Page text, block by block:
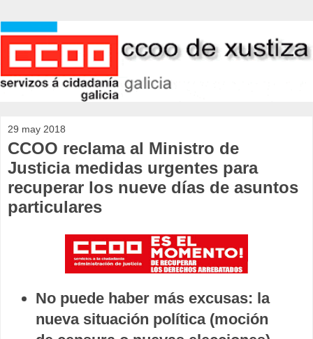
29 may 2018
CCOO reclama al Ministro de
Justicia medidas urgentes para
recuperar los nueve días de asuntos
particulares
No puede haber más excusas: la
nueva situación política (moción